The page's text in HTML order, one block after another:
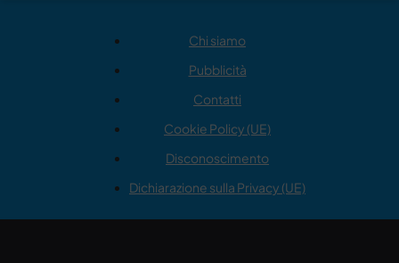
Chi siamo
Pubblicità
Contatti
Cookie Policy (UE)
Disconoscimento
Dichiarazione sulla Privacy (UE)